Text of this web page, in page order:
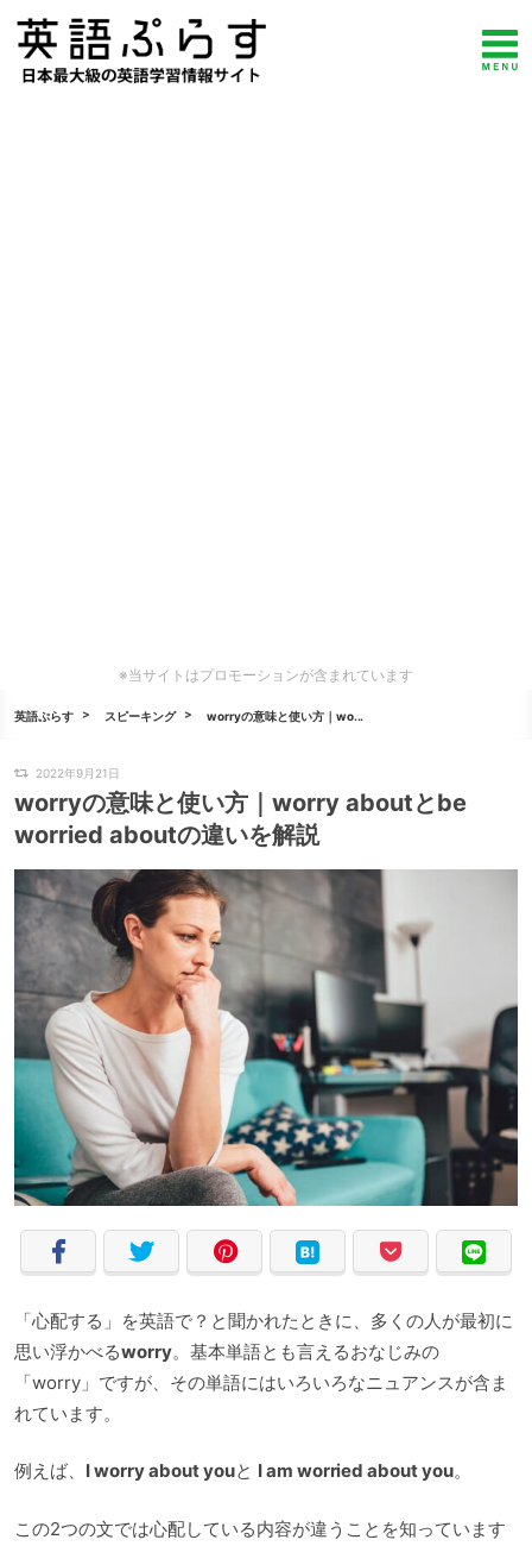
※当サイトはプロモーションが含まれています
英語ぷらす スピーキング worryの意味と使い方｜wo...
2022年9月21日
worryの意味と使い方｜worry aboutとbe
worried aboutの違いを解説
「心配する」を英語で？と聞かれたときに、多くの人が最初に
思い浮かべるworry。基本単語とも言えるおなじみの
「worry」ですが、その単語にはいろいろなニュアンスが含ま
れています。
例えば、 I worry about youと I am worried about you。
この2つの文では心配している内容が違うことを知っています